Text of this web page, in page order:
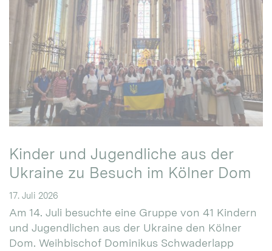
Kinder und Jugendliche aus der
Ukraine zu Besuch im Kölner Dom
17. Juli 2026
Am 14. Juli besuchte eine Gruppe von 41 Kindern
und Jugendlichen aus der Ukraine den Kölner
Dom. Weihbischof Dominikus Schwaderlapp